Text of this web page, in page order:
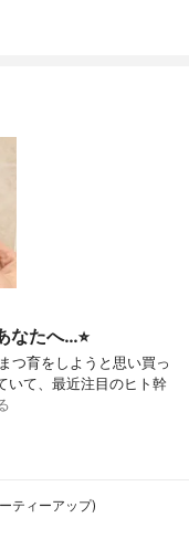
なたへ…⭐︎
つ育をしようと思い買っ
いて、最近注目のヒト幹
ティーアップ)